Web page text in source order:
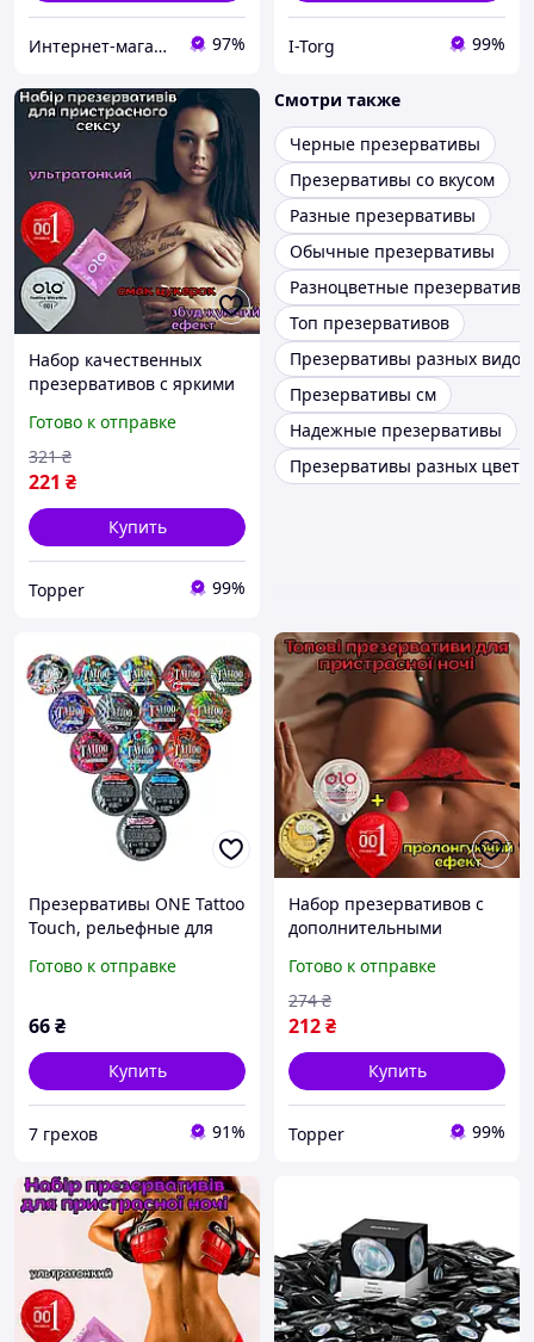
Интернет-магазин "Импорт" 97% I-Torg 99%
Набор качественных
презервативов с яркими
«RedGod» Для новых
ощущений в постели
Готово к отправке
221 ₴
321 ₴
Купить
Topper 99%
Смотри также
Черные презервативы
Презервативы со вкусом
Разные презервативы
Обычные презервативы
Разноцветные презервативы
Топ презервативов
Презервативы разных видов
Презервативы см
Надежные презервативы
Презервативы разных
Презервативы ONE Tattoo
Touch, рельефные для
Готово к отправке
66₴
Купить
7 грехов 91%
Набор презервативов с
дополнительными
«Ultra SexMarafon» Для
ярких ощущений
Готово к отправке
212₴
274 ₴
Купить
Topper 99%